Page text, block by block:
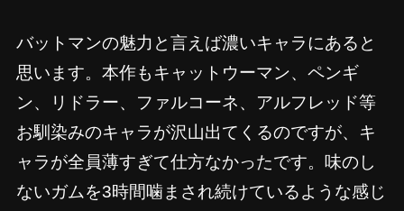
バットマンの魅力と言えば濃いキャラにあると
思います。本作もキャットウーマン、ペンギ
ン、リドラー、ファルコーネ、アルフレッド等
お馴染みのキャラが沢山出てくるのですが、キ
ャラが全員薄すぎて仕方なかったです。味のし
ないガムを3時間噛まされ続けているような感じ